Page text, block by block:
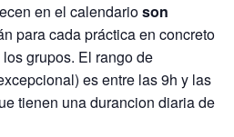
en el calendarioson
para cada práctica en concreto
grupos. El rango de
es entre las 9h y las
tienen una durancion diaria de